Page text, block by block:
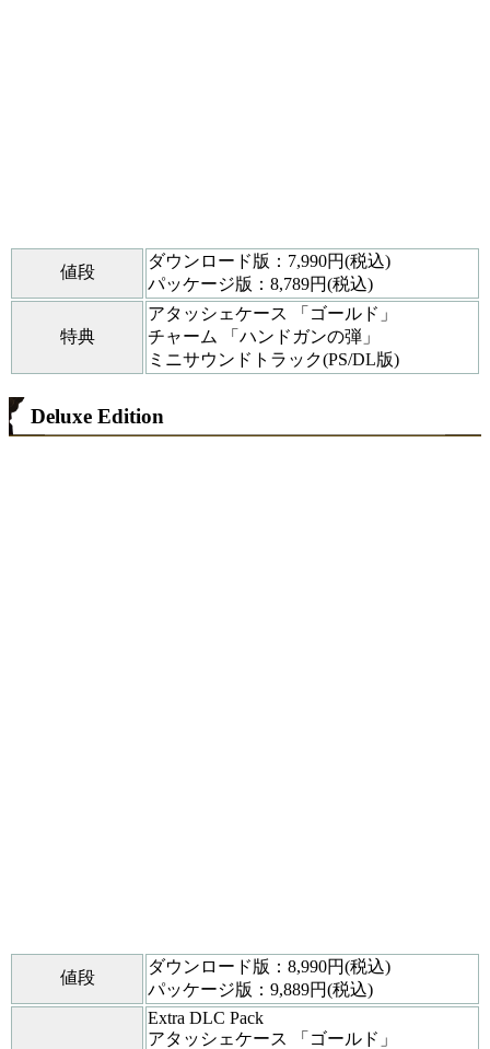
値段
ダウンロード版：7,990円(税込)
パッケージ版：8,789円(税込)
特典
アタッシェケース 「ゴールド」
チャーム 「ハンドガンの弾」
ミニサウンドトラック(PS/DL版)
Deluxe Edition
値段
ダウンロード版：8,990円(税込)
パッケージ版：9,889円(税込)
Extra DLC Pack
アタッシェケース 「ゴールド」